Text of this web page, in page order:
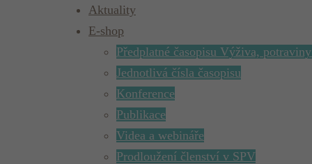
Aktuality
E-shop
Předplatné časopisu Výživa,
Jednotlivá čísla časopisu
Konference
Publikace
Videa a webináře
Prodloužení členství v SPV